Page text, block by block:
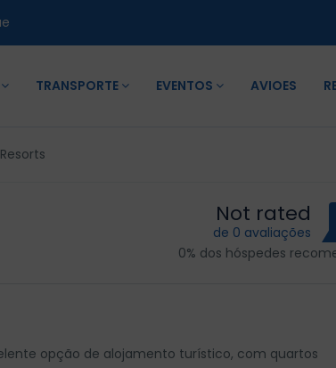
TRANSPORTE EVENTOS AVIOES
Not rated
de 0 avaliações
0% dos hóspedes
opção de alojamento turístico, com quartos